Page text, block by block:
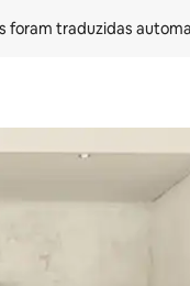
foram traduzidas